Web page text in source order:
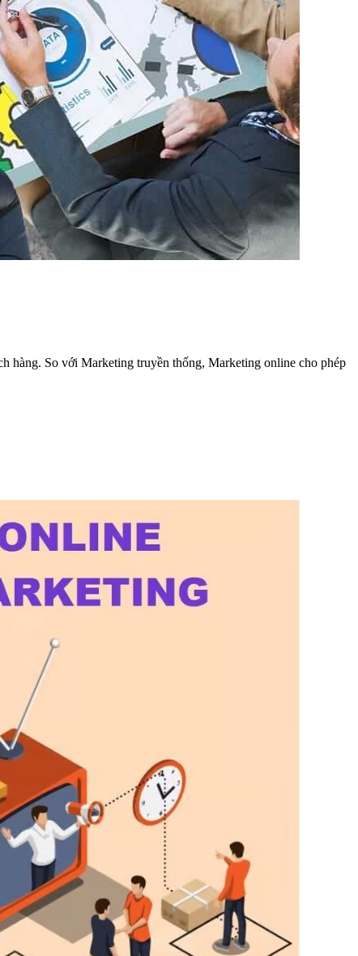
hàng. So với Marketing truyền thống, Marketing online cho phép